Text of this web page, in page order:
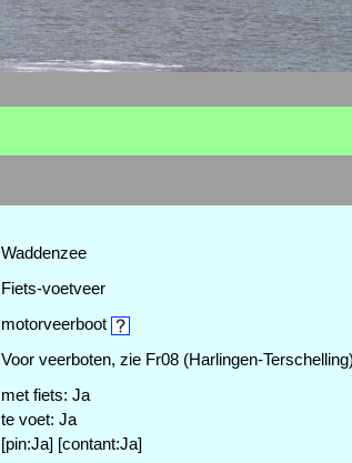
Waddenzee
Fiets-voetveer
motorveerboot
Voor veerboten, zie Fr08 (Harlingen-
met fiets: Ja
te voet: Ja
[pin:Ja] [contant:Ja]